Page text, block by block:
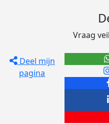
Deel mijn
pagina
Vraag